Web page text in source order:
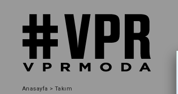
Anasayfa > Takım